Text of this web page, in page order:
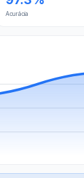
Acurácia